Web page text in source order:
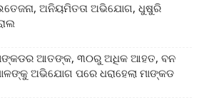
ଅନିୟମିତତା ଅଭିଯୋଗ, ଧୁଷୁରି
ଆତଙ୍କ, ୩୦ରୁ ଅଧିକ ଆହତ, ବନ
ଅଭିଯୋଗ ପରେ ଧରାହେଲା ମାଙ୍କଡ